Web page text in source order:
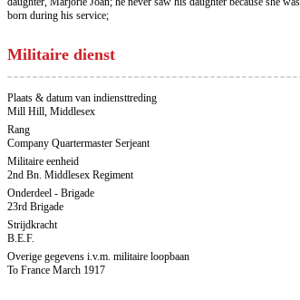
born during his service;
Militaire dienst
Plaats & datum van indiensttreding
Mill Hill, Middlesex
Rang
Company Quartermaster Serjeant
Militaire eenheid
2nd Bn. Middlesex Regiment
Onderdeel - Brigade
23rd Brigade
Strijdkracht
B.E.F.
Overige gegevens i.v.m. militaire loopbaan
To France March 1917